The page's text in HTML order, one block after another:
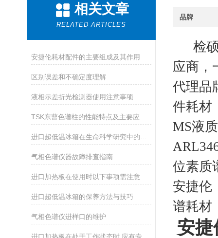
相关文章
RELATED ARTICLES
安捷伦耗材配件的主要组成及其作用
区别误差和不确定度理解
液相示差折光检测器使用注意事项
气相色谱仪器故障排查指南
进口加热板在使用时以下事项需注意
进口超低温冰箱的保养方法与技巧
气相色谱仪进样口的维护
品牌
检硕
应商，
代理品
件耗材
MS液
位素质
安捷伦
谱耗材
安